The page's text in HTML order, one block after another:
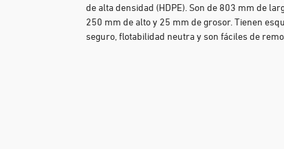
de alta densidad (HDPE). Son de 803 mm de
250 mm de alto y 25 mm de grosor. Tienen
seguro, flotabilidad neutra y son fáciles de